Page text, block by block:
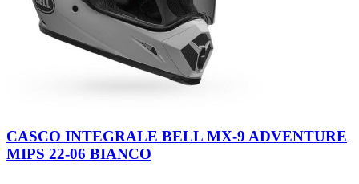
White
8
CASCO INTEGRALE BELL MX-9 ADVENTURE
MIPS 22-06 BIANCO